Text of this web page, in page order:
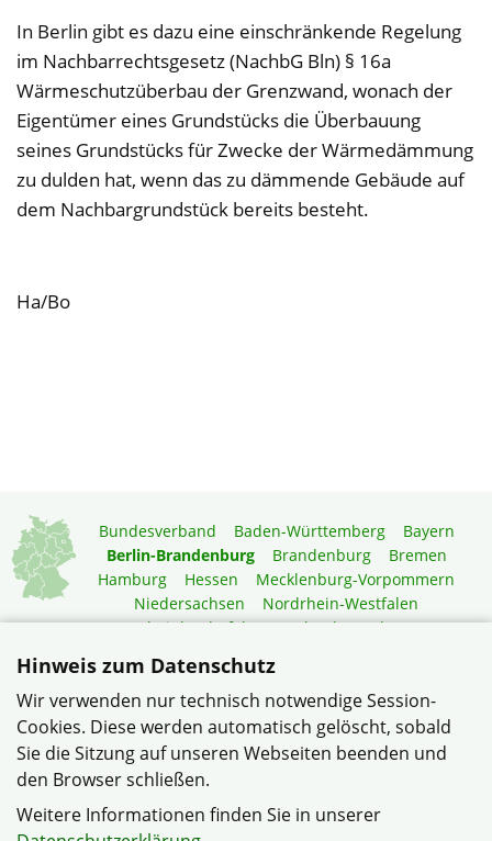
In Berlin gibt es dazu eine einschränkende Regelung
im Nachbarrechtsgesetz (NachbG Bln) § 16a
Wärmeschutzüberbau der Grenzwand, wonach der
Eigentümer eines Grundstücks die Überbauung
seines Grundstücks für Zwecke der Wärmedämmung
zu dulden hat, wenn das zu dämmende Gebäude auf
dem Nachbargrundstück bereits besteht.
Ha/Bo
Bundesverband Baden-Württemberg
Bayern
Berlin-Brandenburg
Brandenburg
Bremen
Hamburg
Hessen
Mecklenburg-Vorpommern
Niedersachsen
Nordrhein-Westfalen
Rheinland-Pfalz
Saarland
Sachsen
Mitgliedermagazin
Gartenberatung
© Verband Haus- und Wohneigentum, Siedlerbund Berlin-
Brandenburg e.V. im Verband Wohneigentum Berlin-
Brandenburg e.V.
Datenschutzerklärung
Hinweis zum Datenschutz
Wir verwenden nur technisch notwendige Session-
Cookies. Diese werden automatisch gelöscht, sobald
Sie die Sitzung auf unseren Webseiten beenden und
den Browser schließen.
Weitere Informationen finden Sie in unserer